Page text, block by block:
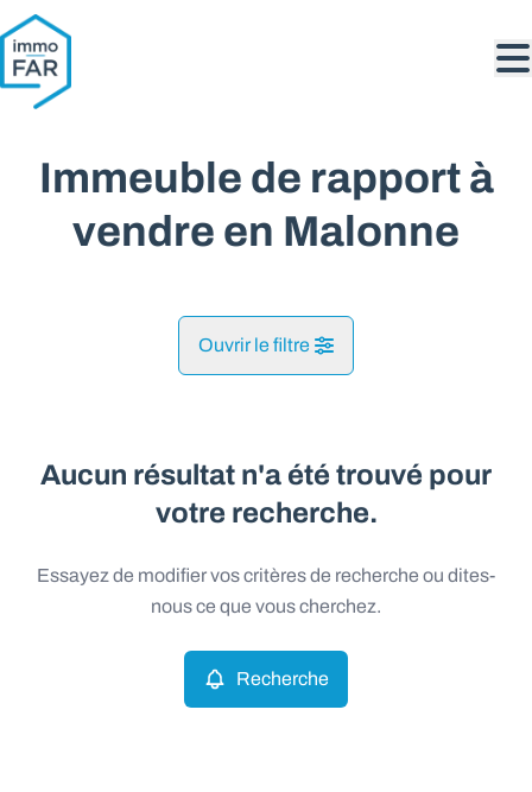
Aller au contenu principal
Immeuble de rapport à
vendre en Malonne
Ouvrir le filtre
Malonne (5020) Remove
Immeuble de rapport Remove
Vue de la carte
Recherche Trier par
Aucun résultat n'a été trouvé pour
votre recherche.
Essayez de modifier vos critères de recherche ou dites-
nous ce que vous cherchez.
Recherche